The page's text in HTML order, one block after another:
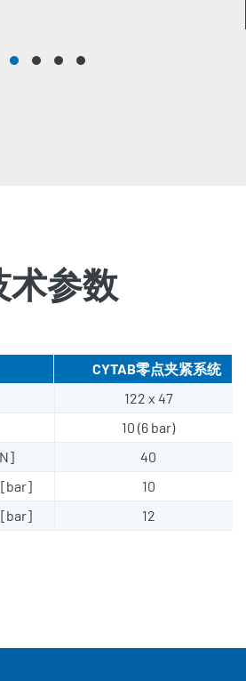
术参数
CYTAB零点夹紧系统
122 x 47
10 (6 bar)
40
[bar]
10
[bar]
12